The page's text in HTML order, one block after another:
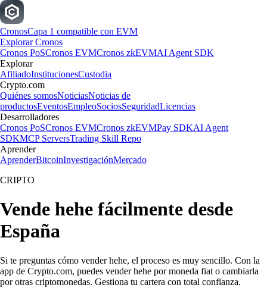
CronosCapa 1 compatible con EVM
Explorar Cronos
Cronos PoSCronos EVMCronos zkEVMAI Agent SDK
Explorar
AfiliadoInstitucionesCustodia
Crypto.com
Quiénes somosNoticiasNoticias de
productosEventosEmpleoSociosSeguridadLicencias
Desarrolladores
Cronos PoSCronos EVMCronos zkEVMPay SDKAI Agent
SDKMCP ServersTrading Skill Repo
Aprender
AprenderBitcoinInvestigaciónMercado
CRIPTO
Vende hehe fácilmente desde
España
Si te preguntas cómo vender hehe, el proceso es muy sencillo. Con la
app de Crypto.com, puedes vender hehe por moneda fiat o cambiarla
por otras criptomonedas. Gestiona tu cartera con total confianza.